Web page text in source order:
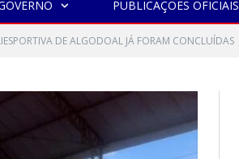
PUBLICAÇÕES OFICIAIS
DE ALGODOAL JÁ FORAM CONCLUÍDAS